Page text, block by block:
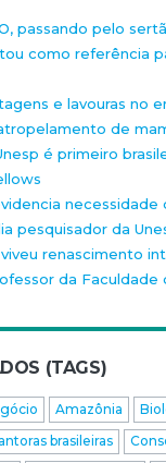
passando pelo
como referência
e lavouras no
de
é primeiro
necessidade
pesquisador da
renascimento
da Faculdade
(TAGS)
Amazônia
brasileiras